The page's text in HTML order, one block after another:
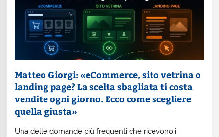
Matteo Giorgi: «eCommerce, sito vetrina o
landing page? La scelta sbagliata ti costa
vendite ogni giorno. Ecco come scegliere
quella giusta»
Una delle domande più frequenti che ricevono i